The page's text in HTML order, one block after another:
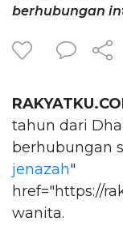
berhubungan
tahun dari
berhubungan
jenazah"
href="https://
wanita.